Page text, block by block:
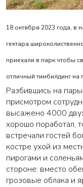
18 октября 2023 года, в
гектара
приехали в парк чтобы
отличный тимбилдинг на
Разбившись на
присмотром
высажено 4000
хорошо поработал,
встречали гостей
костре ухой из
пирогами и
стороне: вместо
грозовые облака и